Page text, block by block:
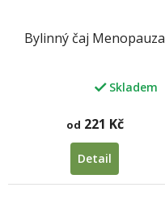
Bylinný čaj Menopauza
5
Skladem
od 221 Kč
Detail